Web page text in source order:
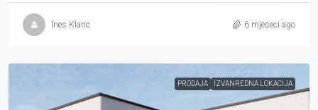
Ines Klaric 6 mjeseci ago
PRODAJA IZVANREDNA LOKACIJA